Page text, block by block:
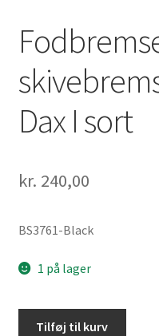
Dax I sort
kr. 240,00
BS3761-Black
1 på lager
Tilføj til kurv